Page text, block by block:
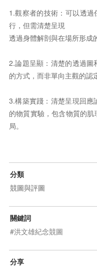
1.觀察者的技術：可以透
行，但需清楚呈現
透過身體解剖與在場所形成
2.論題呈顯：清楚的透過圖
的方式，而非單向主觀的認
3.構築實踐：清楚呈現回
的物質實驗，包含物質的
局。
分類
競圖與評圖
關鍵詞
#洪文雄紀念競圖
分享